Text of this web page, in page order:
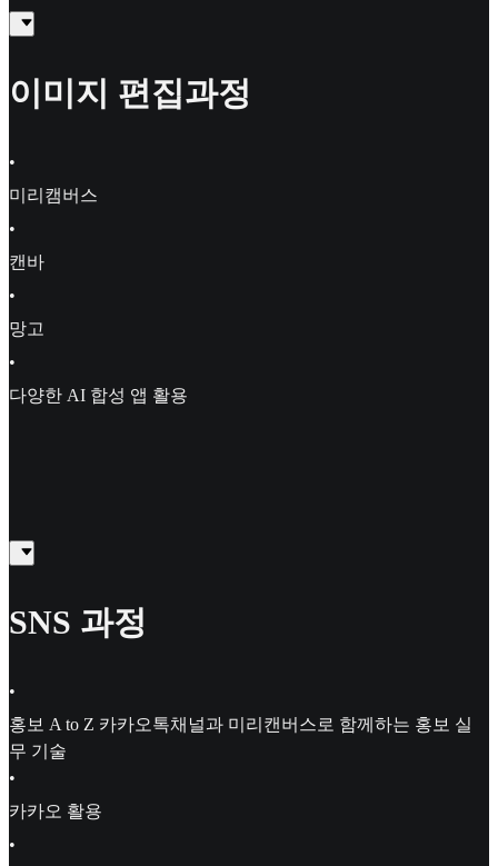
이미지 편집과정
•
미리캠버스
•
캔바
•
망고
•
다양한 AI 합성 앱 활용
SNS 과정
•
홍보 A to Z 카카오톡채널과 미리캔버스로 함께하는 홍보 실
무 기술
•
카카오 활용
•